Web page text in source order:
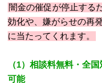
闇金の催促が停止する
効化や、嫌がらせの再
に当たってくれます。
（1）相談料無料・全
可能